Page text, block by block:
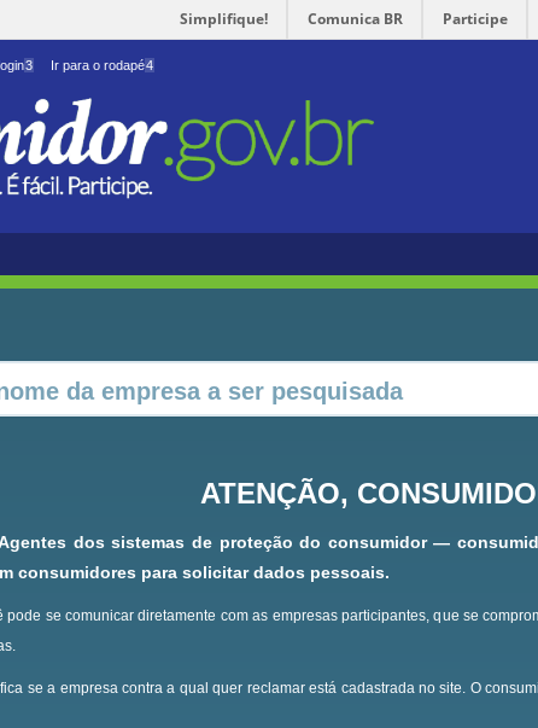
Simplifique! Comunica BR Participe
3 Ir para o rodapé4
ATENÇÃO,
dos sistemas de proteção do consumidor —
consumidores para solicitar dados pessoais.
pode se comunicar diretamente com as empresas participantes, que se
se a empresa contra a qual quer reclamar está cadastrada no site. O